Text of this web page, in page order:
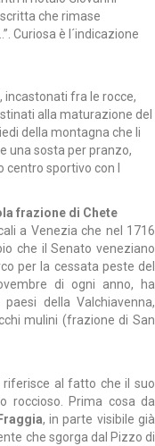
che rimase
Curiosa è l´indicazione
incastonati fra le rocce,
alla maturazione del
della montagna che li
una sosta per pranzo,
sportivo con l
frazione di Chete
a Venezia che nel 1716
che il Senato veneziano
per la cessata peste del
di ogni anno, ha
della Valchiavenna,
mulini (frazione di San
riferisce al fatto che il suo
roccioso. Prima cosa da
, in parte visibile già
che sgorga dal Pizzo di